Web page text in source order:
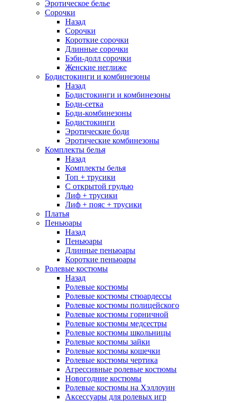
Эротическое белье
Сорочки
Назад
Сорочки
Короткие сорочки
Длинные сорочки
Бэби-долл сорочки
Женские неглиже
Бодистокинги и комбинезоны
Назад
Бодистокинги и комбинезоны
Боди-сетка
Боди-комбинезоны
Бодистокинги
Эротические боди
Эротические комбинезоны
Комплекты белья
Назад
Комплекты белья
Топ + трусики
С открытой грудью
Лиф + трусики
Лиф + пояс + трусики
Платья
Пеньюары
Назад
Пеньюары
Длинные пеньюары
Короткие пеньюары
Ролевые костюмы
Назад
Ролевые костюмы
Ролевые костюмы стюардессы
Ролевые костюмы полицейского
Ролевые костюмы горничной
Ролевые костюмы медсестры
Ролевые костюмы школьницы
Ролевые костюмы зайки
Ролевые костюмы кошечки
Ролевые костюмы чертика
Агрессивные ролевые костюмы
Новогодние костюмы
Ролевые костюмы на Хэллоуин
Аксессуары для ролевых игр